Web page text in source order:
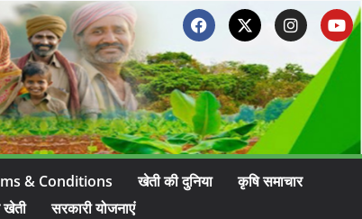
& Conditions खेती की दुनिया
कृषि समाचार
सरकारी योजनाएं